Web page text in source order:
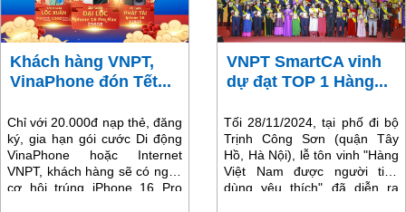
Khách hàng VNPT,
VinaPhone đón Tết...
Chỉ với 20.000đ nạp thẻ, đăng
ký, gia hạn gói cước Di động
VinaPhone hoặc Internet
VNPT, khách hàng sẽ có ngay
cơ hội trúng iPhone 16 Pro
VNPT SmartCA vinh
dự đạt TOP 1 Hàng...
Tối 28/11/2024, tại phố đi bộ
Trịnh Công Sơn (quận Tây
Hồ, Hà Nội), lễ tôn vinh "Hàng
Việt Nam được người tiêu
dùng yêu thích" đã diễn ra